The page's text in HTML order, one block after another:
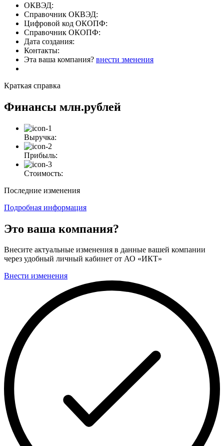
ОКВЭД:
Справочник ОКВЭД:
Цифровой код ОКОПФ:
Справочник ОКОПФ:
Дата создания:
Контакты:
Эта ваша компания? внести зменения
Краткая справка
Финансы млн.рублей
Выручка:
Прибыль:
Стоимость:
Последние изменения
Подробная информация
Это ваша компания?
Внесите актуальные изменения в данные вашей компании
через удобный личный кабинет от АО «ИКТ»
Внести изменения